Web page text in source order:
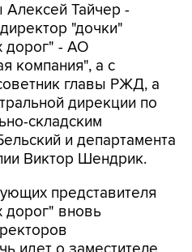
Алексей Тайчер -
"дочки"
дорог" - АО
компания", а с
главы РЖД, а
дирекции по
складским
и департамента
Виктор Шендрик.
представителя
дорог" вновь